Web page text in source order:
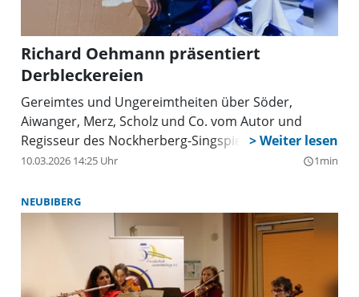
Richard Oehmann präsentiert
Derbleckereien
Gereimtes und Ungereimtheiten über Söder,
Aiwanger, Merz, Scholz und Co. vom Autor und
Regisseur des Nockherberg-Singspiels
10.03.2026 14:25 Uhr query_builder1min
NEUBIBERG